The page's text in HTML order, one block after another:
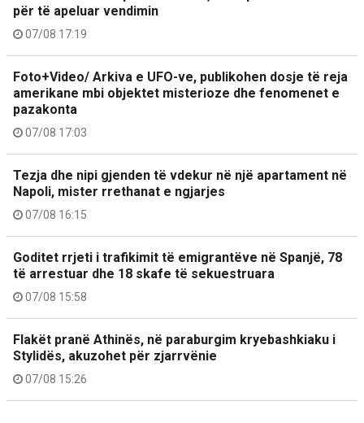
për të apeluar vendimin
07/08 17:19
Foto+Video/ Arkiva e UFO-ve, publikohen dosje të reja
amerikane mbi objektet misterioze dhe fenomenet e
pazakonta
07/08 17:03
Tezja dhe nipi gjenden të vdekur në një apartament në
Napoli, mister rrethanat e ngjarjes
07/08 16:15
Goditet rrjeti i trafikimit të emigrantëve në Spanjë, 78
të arrestuar dhe 18 skafe të sekuestruara
07/08 15:58
Flakët pranë Athinës, në paraburgim kryebashkiaku i
Stylidës, akuzohet për zjarrvënie
07/08 15:26